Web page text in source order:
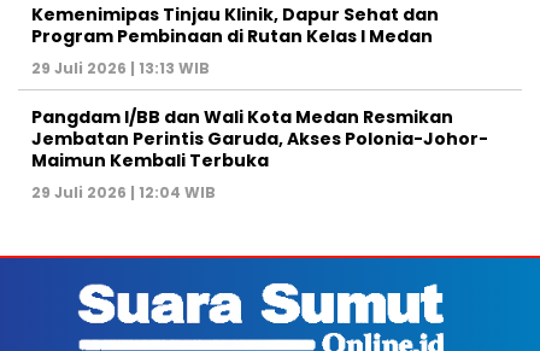
Kemenimipas Tinjau Klinik, Dapur Sehat dan
Program Pembinaan di Rutan Kelas I Medan
29 Juli 2026 | 13:13 WIB
Pangdam I/BB dan Wali Kota Medan Resmikan
Jembatan Perintis Garuda, Akses Polonia-Johor-
Maimun Kembali Terbuka
29 Juli 2026 | 12:04 WIB